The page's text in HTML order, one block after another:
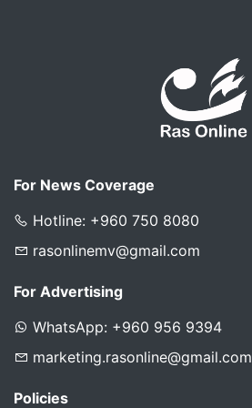
For News Coverage
Hotline: +960 750 8080
rasonlinemv@gmail.com
For Advertising
WhatsApp: +960 956 9394
marketing.rasonline@gmail.com
Policies